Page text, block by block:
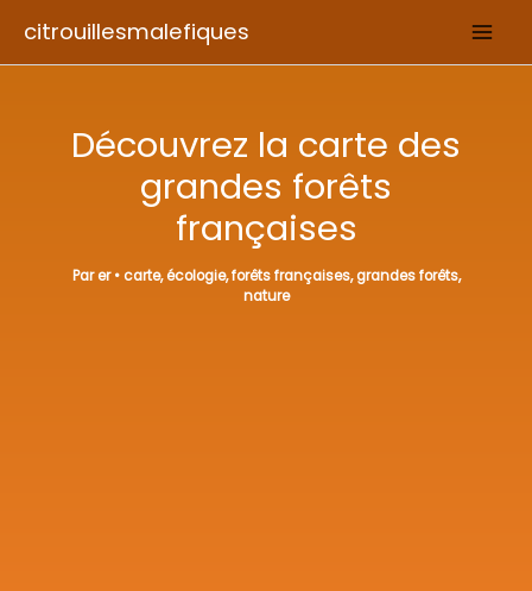
citrouillesmalefiques
Découvrez la carte des
grandes forêts
françaises
Parer•carte,écologie,forêts françaises,grandes forêts,
nature